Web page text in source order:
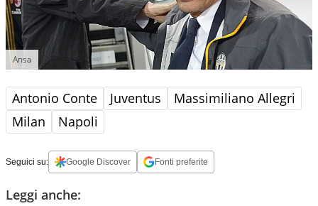
Ansa
Antonio Conte Juventus
Massimiliano Allegri
Milan
Napoli
Seguici su: Google Discover Fonti preferite
Leggi anche: